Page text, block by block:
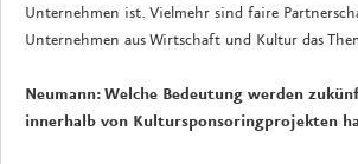
Unternehmen ist. Vielmehr sind faire
Unternehmen aus Wirtschaft und Kultur das
Neumann: Welche Bedeutung werden
innerhalb von Kultursponsoringprojekten